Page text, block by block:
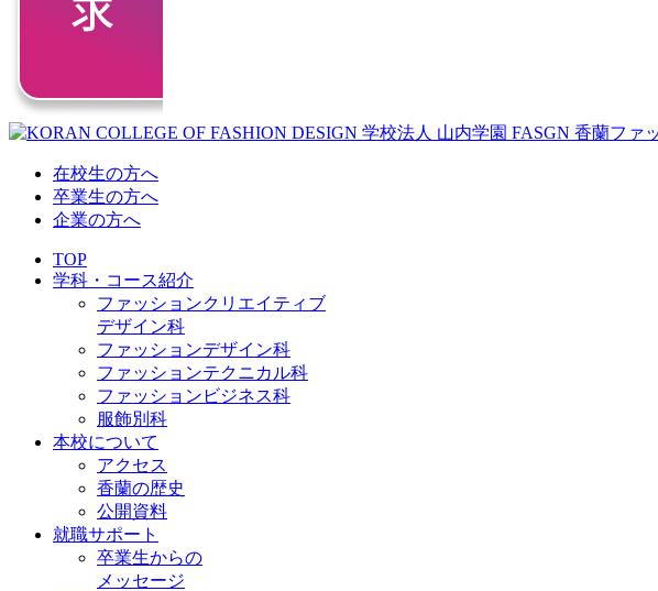
在校生の方へ
卒業生の方へ
企業の方へ
TOP
学科・コース紹介
ファッションクリエイティブ
デザイン科
ファッションデザイン科
ファッションテクニカル科
ファッションビジネス科
服飾別科
本校について
アクセス
香蘭の歴史
公開資料
就職サポート
卒業生からの
メッセージ